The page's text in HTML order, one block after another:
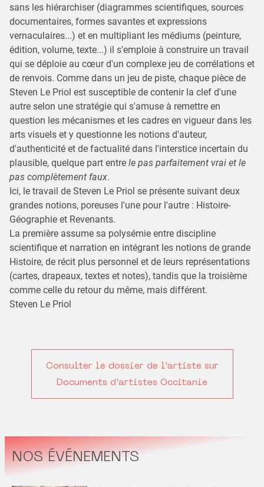
sans les hiérarchiser (diagrammes scientifiques, sources
documentaires, formes savantes et expressions
vernaculaires...) et en multipliant les médiums (peinture,
édition, volume, texte...) il s'emploie à construire un travail
qui se déploie au cœur d'un complexe jeu de corrélations et
de renvois. Comme dans un jeu de piste, chaque pièce de
Steven Le Priol est susceptible de contenir la clef d'une
autre selon une stratégie qui s'amuse à remettre en
question les mécanismes et les cadres en vigueur dans les
arts visuels et y questionne les notions d'auteur,
d'authenticité et de factualité dans l'interstice incertain du
plausible, quelque part entre le pas parfaitement vrai et le
pas complètement faux.
Ici, le travail de Steven Le Priol se présente suivant deux
grandes notions, poreuses l'une pour l'autre : Histoire-
Géographie et Revenants.
La première assume sa polysémie entre discipline
scientifique et narration en intégrant les notions de grande
Histoire, de récit plus personnel et de leurs représentations
(cartes, drapeaux, textes et notes), tandis que la troisième
comme celle du retour du même, mais différent.
Steven Le Priol
Consulter le dossier de l'artiste sur
Documents d'artistes Occitanie
NOS ÉVÉNEMENTS